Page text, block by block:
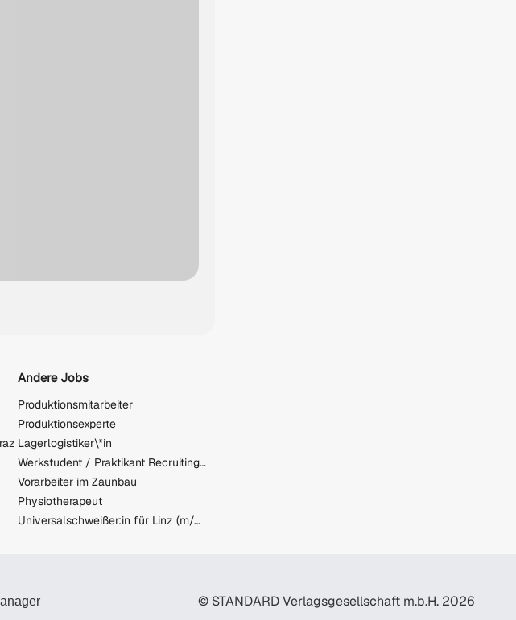
Andere Jobs
Produktionsmitarbeiter
Produktionsexperte
Lagerlogistiker\*in
Werkstudent / Praktikant Recruiting &amp; Talent Acquisition - Fokus Active Sourcing (TZ-VZ)
Vorarbeiter im Zaunbau
Physiotherapeut
Universalschweißer:in für Linz (m/w/d)
© STANDARD Verlagsgesellschaft m.b.H. 2026